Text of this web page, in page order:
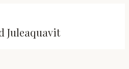
Juleaquavit